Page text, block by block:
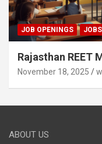
JOB OPENINGS JOBS
Rajasthan REET
November 18, 2025
ABOUT US